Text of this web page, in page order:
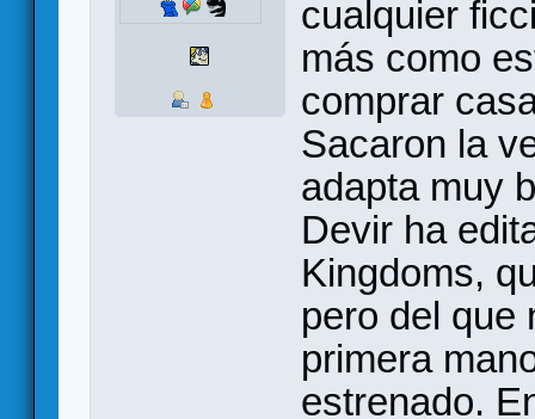
cualquier
más como
comprar
Sacaron la
adapta muy
Devir ha
Kingdoms,
pero del que
primera
estrenado.